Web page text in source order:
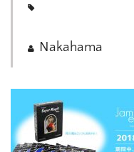
Nakahama